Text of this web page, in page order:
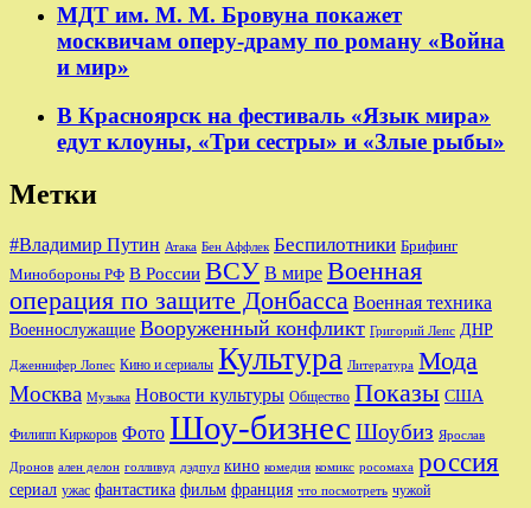
МДТ им. М. М. Бровуна покажет
москвичам оперу-драму по роману «Война
и мир»
В Красноярск на фестиваль «Язык мира»
едут клоуны, «Три сестры» и «Злые рыбы»
Метки
#Владимир Путин Атака Бен Аффлек Беспилотники Брифинг
Минобороны РФ В России ВСУ В мире Военная
операция по защите Донбасса Военная техника
Военнослужащие Вооруженный конфликт Григорий Лепс ДНР
Дженнифер Лопес Кино и сериалы Культура Литература Мода
Москва Музыка Новости культуры Общество Показы США
Филипп Киркоров Фото Шоу-бизнес Шоубиз Ярослав
Дронов ален делон голливуд дэдпул кино комедия комикс росомаха россия
сериал ужас фантастика фильм франция что посмотреть чужой